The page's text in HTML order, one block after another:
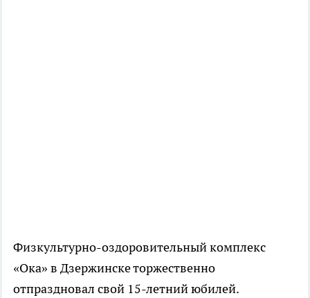
Физкультурно-оздоровительный комплекс
«Ока» в Дзержинске торжественно
отпраздновал свой 15-летний юбилей.